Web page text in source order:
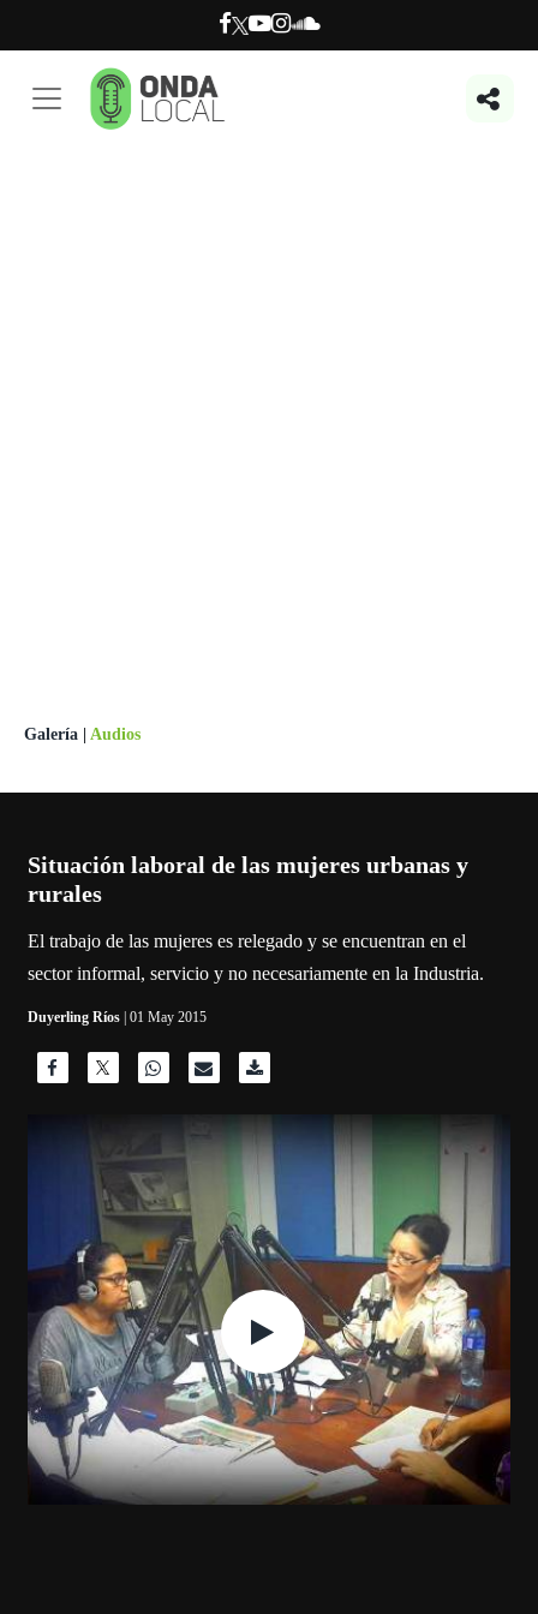
Galería Audios
Situación laboral de las mujeres urbanas y
rurales
El trabajo de las mujeres es relegado y se encuentran en el
sector informal, servicio y no necesariamente en la Industria.
Duyerling Ríos | 01 May 2015